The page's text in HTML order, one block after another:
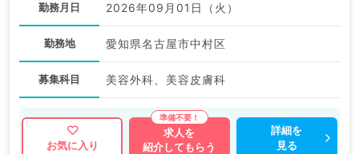
勤務月日 2026年09月01日（火）
勤務地 愛知県名古屋市中村区
募集科目 美容外科、美容皮膚科
お気に入り
求人を
紹介してもらう
詳細を
見る